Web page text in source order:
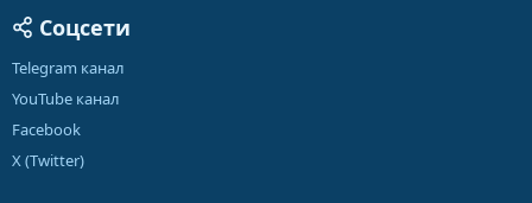
Соцсети
Telegram канал
YouTube канал
Facebook
X (Twitter)